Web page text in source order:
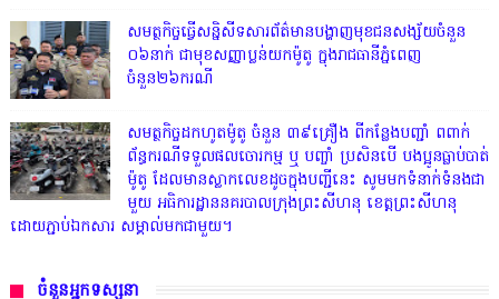
សមត្ថកិច្ចធ្វើសន្និសីទសារព័ត៌មានបង្ហាញមុខជនសង្ស័យចំនួន
០៦នាក់ ជាមុខសញ្ញាប្លន់យកម៉ូតូ ក្នុងរាជធានីភ្នំពេញ
ចំនួន២៦ករណី
សមត្ថកិច្ចដកហូតម៉ូតូ ចំនួន ៣៩គ្រឿង ពីកន្លែងបញ្ជាំ ពពាក់
ព័ន្ធករណីទទួលផលចោរកម្ម ឬ បញ្ចាំ ប្រសិនបើ បងប្អូនធ្លាប់បាត់
ម៉ូតូ ដែលមានស្លាកលេខដូចក្នុងបញ្ជីនេះ សូមមកទំនាក់ទំនងជា
មួយ អធិការដ្ឋាននគរបាលក្រុងព្រះសីហនុ ខេត្តព្រះសីហនុ
ដោយភ្ជាប់ឯកសារ សម្គាល់មកជាមួយ។
ចំនួនអ្នកទស្សនា